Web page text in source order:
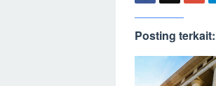
Posting terkait: